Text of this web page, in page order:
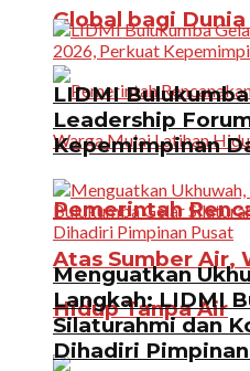
Global bagi Dunia
Pemerintah
Atas Sumber Air,
Hidup Tanpa Air
LIDMI
Leadership
Kepemimpinan
Menguatkan
Langkah: LIDMI
Silaturahmi dan
Dihadiri